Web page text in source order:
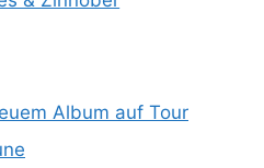
Album auf Tour